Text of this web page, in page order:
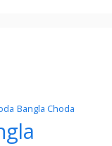
Bangla Choda